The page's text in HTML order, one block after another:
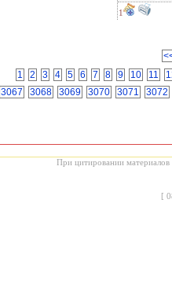
1
1
2 3 4 5 6 7 8 9 10 11
3067 3068 3069 3070 3071 3072
При цитировании материалов
[